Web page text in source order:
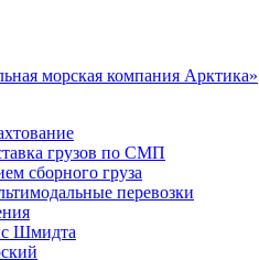
морская компания Арктика»
грузов по СМП
сборного груза
перевозки
Шмидта